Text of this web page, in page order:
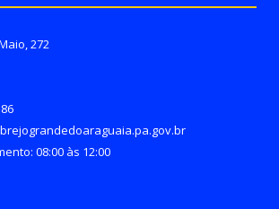
272
08:00 às 12:00